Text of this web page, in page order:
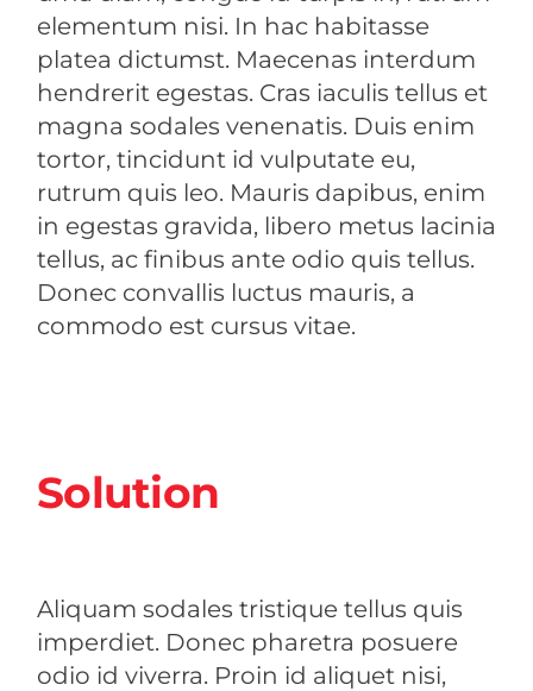
elementum nisi. In hac habitasse
platea dictumst. Maecenas interdum
hendrerit egestas. Cras iaculis tellus et
magna sodales venenatis. Duis enim
tortor, tincidunt id vulputate eu,
rutrum quis leo. Mauris dapibus, enim
in egestas gravida, libero metus lacinia
tellus, ac finibus ante odio quis tellus.
Donec convallis luctus mauris, a
commodo est cursus vitae.
Solution
Aliquam sodales tristique tellus quis
imperdiet. Donec pharetra posuere
odio id viverra. Proin id aliquet nisi,